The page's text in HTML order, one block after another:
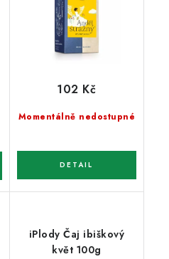
Momentálně nedostupné
102 Kč
iPlody Čaj ibiškový
květ 100g